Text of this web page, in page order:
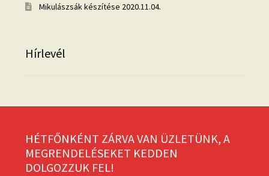
Mikulászsák készítése 2020.11.04.
Hírlevél
HÉTFŐNKÉNT ZÁRVA VAN ÜZLETÜNK, A
MEGRENDELÉSEKET KEDDEN
DOLGOZZUK FEL!